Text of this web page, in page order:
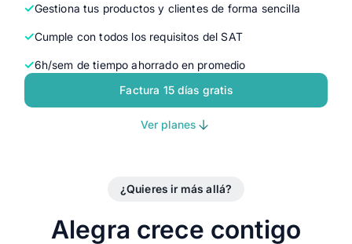
Gestiona tus productos y clientes de forma sencilla
Cumple con todos los requisitos del SAT
6h/sem de tiempo ahorrado en promedio
Factura 15 días gratis
Ver planes
¿Quieres ir más allá?
Alegra crece contigo